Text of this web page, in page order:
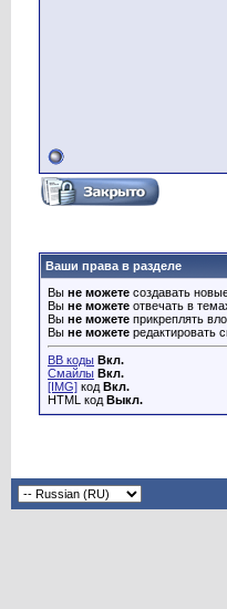
Ваши права в разделе
Вы не можете создавать
Вы не можете отвечать в
Вы не можете прикреплять
Вы не можете редактировать
BB коды Вкл.
Смайлы Вкл.
[IMG] код Вкл.
HTML код Выкл.